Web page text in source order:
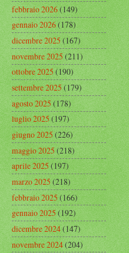
febbraio 2026(149)
gennaio 2026(178)
dicembre 2025(167)
novembre 2025(211)
ottobre 2025(190)
settembre 2025(179)
agosto 2025(178)
luglio 2025(197)
giugno 2025(226)
maggio 2025(218)
aprile 2025(197)
marzo 2025(218)
febbraio 2025(166)
gennaio 2025(192)
dicembre 2024(147)
novembre 2024(204)